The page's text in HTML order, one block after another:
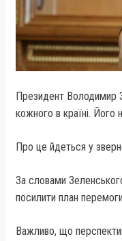
Президент Володимир
кожного в країні. Його
Про це йдеться у
За словами
посилити план
Важливо, що